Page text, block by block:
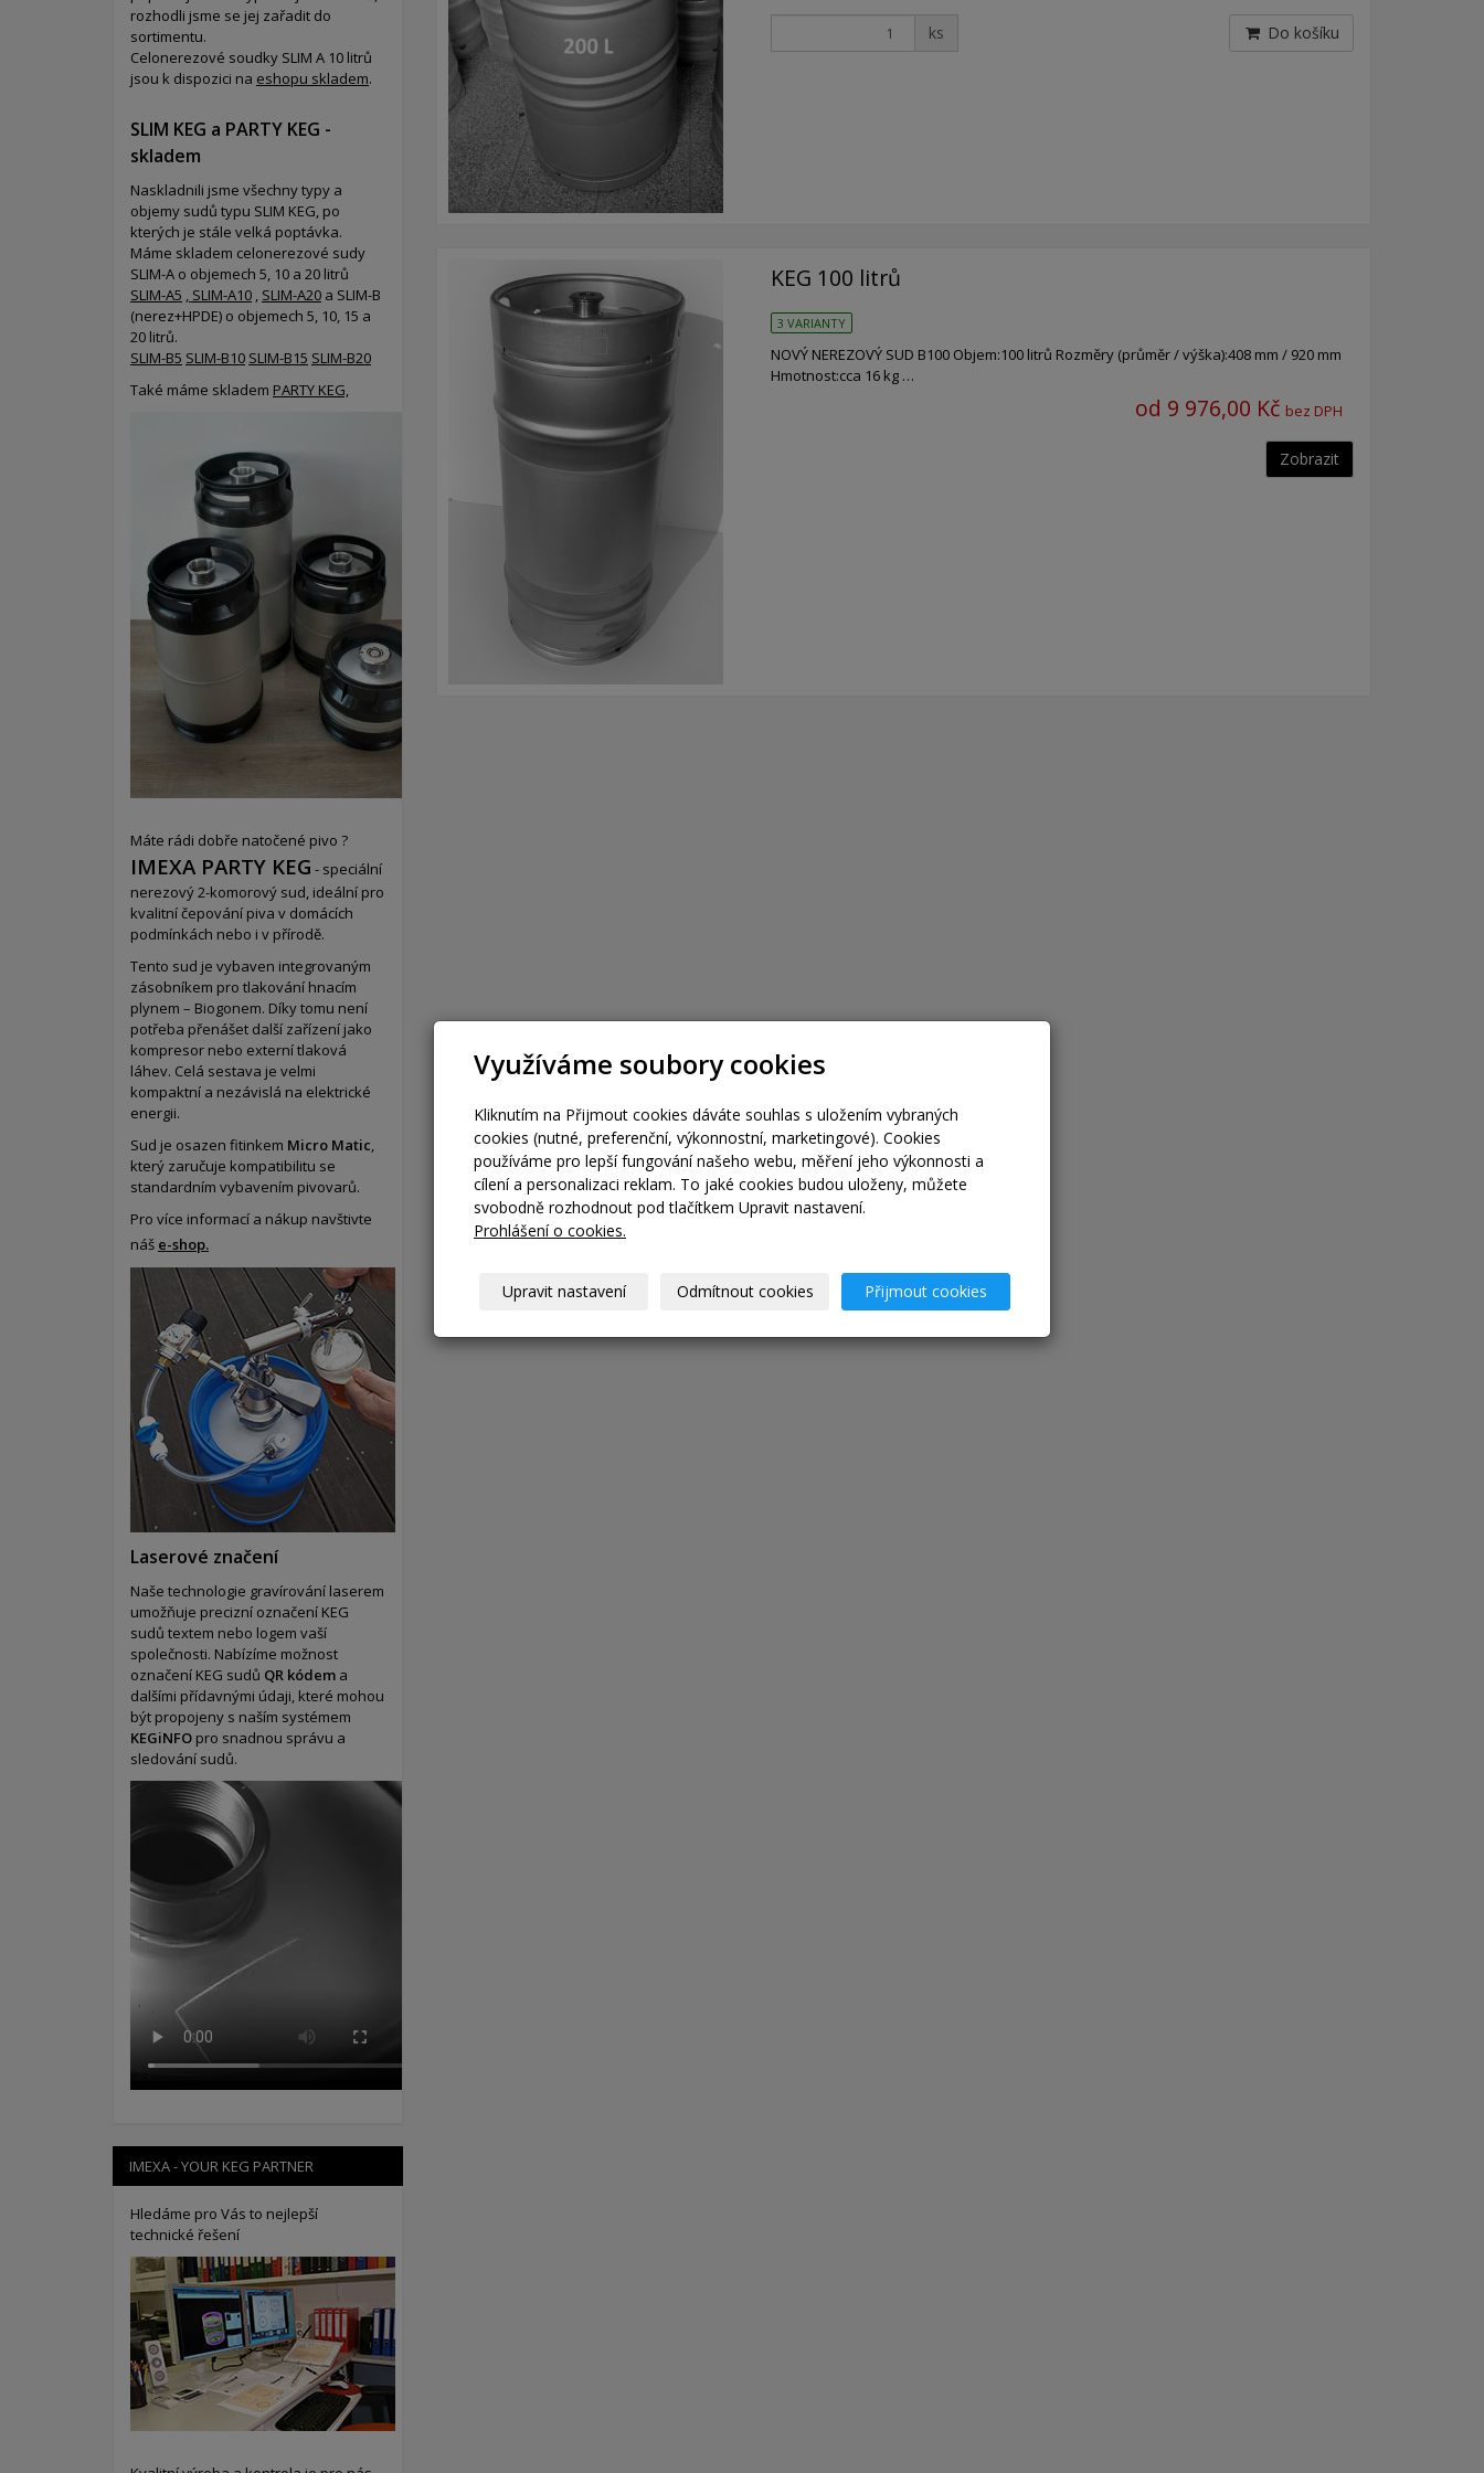
ks Do košíku
KEG 100 litrů
3 VARIANTY
NOVÝ NEREZOVÝ SUD B100 Objem:100 litrů Rozměry (průměr / výška):408 mm / 920 mm
Hmotnost:cca 16 kg …
od 9 976,00 Kč bez DPH
Zobrazit
rozhodli jsme se jej zařadit do
sortimentu.
Celonerezové soudky SLIM A 10 litrů
jsou k dispozici na eshopu skladem.
SLIM KEG a PARTY KEG -
skladem
Naskladnili jsme všechny typy a
objemy sudů typu SLIM KEG, po
kterých je stále velká poptávka.
Máme skladem celonerezové sudy
SLIM-A o objemech 5, 10 a 20 litrů
SLIM-A5 , SLIM-A10 , SLIM-A20 a SLIM-B
(nerez+HPDE) o objemech 5, 10, 15 a
20 litrů.
SLIM-B5 SLIM-B10 SLIM-B15 SLIM-B20
Také máme skladem PARTY KEG,
Máte rádi dobře natočené pivo ?
IMEXA PARTY KEG - speciální
nerezový 2-komorový sud, ideální pro
kvalitní čepování piva v domácích
podmínkách nebo i v přírodě.
Tento sud je vybaven integrovaným
zásobníkem pro tlakování hnacím
plynem – Biogonem. Díky tomu není
potřeba přenášet další zařízení jako
kompresor nebo externí tlaková
láhev. Celá sestava je velmi
kompaktní a nezávislá na elektrické
energii.
Sud je osazen fitinkem Micro Matic,
který zaručuje kompatibilitu se
standardním vybavením pivovarů.
Pro více informací a nákup navštivte
náš e-shop.
Laserové značení
Naše technologie gravírování laserem
umožňuje precizní označení KEG
sudů textem nebo logem vaší
společnosti. Nabízíme možnost
označení KEG sudů QR kódem a
dalšími přídavnými údaji, které mohou
být propojeny s naším systémem
KEGiNFO pro snadnou správu a
sledování sudů.
IMEXA - YOUR KEG PARTNER
Hledáme pro Vás to nejlepší
technické řešení
Využíváme soubory cookies
Kliknutím na Přijmout cookies dáváte souhlas s uložením vybraných
cookies (nutné, preferenční, výkonnostní, marketingové). Cookies
používáme pro lepší fungování našeho webu, měření jeho výkonnosti a
cílení a personalizaci reklam. To jaké cookies budou uloženy, můžete
svobodně rozhodnout pod tlačítkem Upravit nastavení.
Prohlášení o cookies.
Upravit nastavení Odmítnout cookies Přijmout cookies